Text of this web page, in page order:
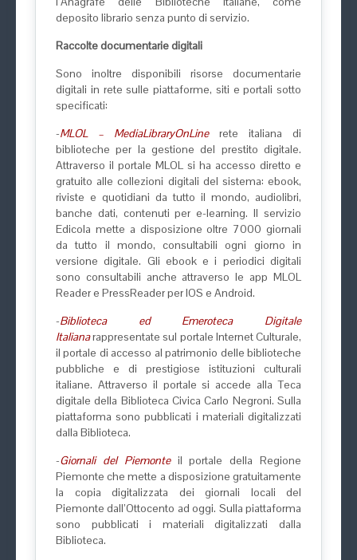
deposito librario senza punto di servizio.
Raccolte documentarie digitali
Sono inoltre disponibili risorse documentarie
digitali in rete sulle piattaforme, siti e portali sotto
specificati:
-MLOL – MediaLibraryOnLinerete italiana di
biblioteche per la gestione del prestito digitale.
Attraverso il portale MLOL si ha accesso diretto e
gratuito alle collezioni digitali del sistema: ebook,
riviste e quotidiani da tutto il mondo, audiolibri,
banche dati, contenuti per e-learning. Il servizio
Edicola mette a disposizione oltre 7000 giornali
da tutto il mondo, consultabili ogni giorno in
versione digitale. Gli ebook e i periodici digitali
sono consultabili anche attraverso le app MLOL
Reader e PressReader per IOS e Android.
-Biblioteca ed Emeroteca Digitale
Italianarappresentate sul portale Internet Culturale,
il portale di accesso al patrimonio delle biblioteche
pubbliche e di prestigiose istituzioni culturali
italiane. Attraverso il portale si accede alla Teca
digitale della Biblioteca Civica Carlo Negroni. Sulla
piattaforma sono pubblicati i materiali digitalizzati
dalla Biblioteca.
-Giornali del Piemonteil portale della Regione
Piemonte che mette a disposizione gratuitamente
la copia digitalizzata dei giornali locali del
Piemonte dall’Ottocento ad oggi. Sulla piattaforma
sono pubblicati i materiali digitalizzati dalla
Biblioteca.